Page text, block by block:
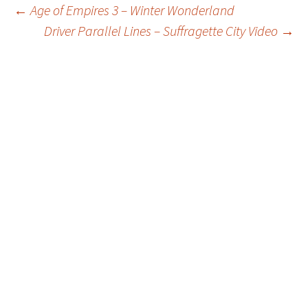
Post
← Age of Empires 3 – Winter Wonderland
Driver Parallel Lines – Suffragette City Video →